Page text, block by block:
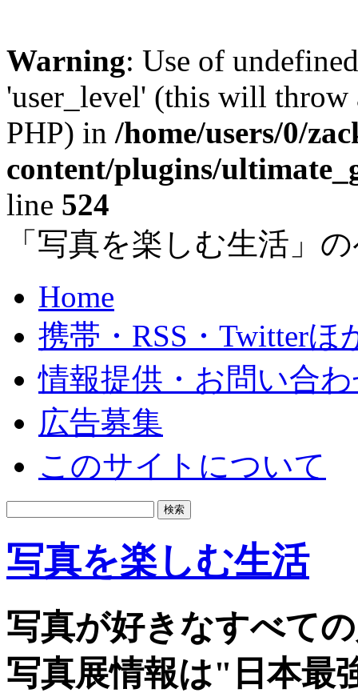
Warning: Use of
'user_level' (this will
PHP) in /home/users/0/
content/plugins/
line 524
「写真を楽しむ生活」
Home
携帯・RSS・Twitterほ
情報提供・お問い合
広告募集
このサイトについて
写真を楽しむ生活
写真が好きなすべて
写真展情報は"日本最